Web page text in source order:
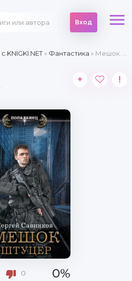
Вход
KNIGKI.NET» Фантастика » Мешок. Штуцер
+ !
0 0%